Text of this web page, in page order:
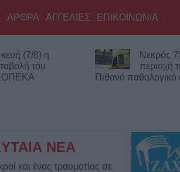
ΑΡΘΡΑ ΑΓΓΕΛΙΕΣ ΕΠΙΚΟΙΝΩΝΙΑ
(7/8) η
του
ΟΠΕΚΑ
Νεκρός
περιοχή
Πιθανό παθολογικό
ΝΕΑ
και ένας τραυματίας σε